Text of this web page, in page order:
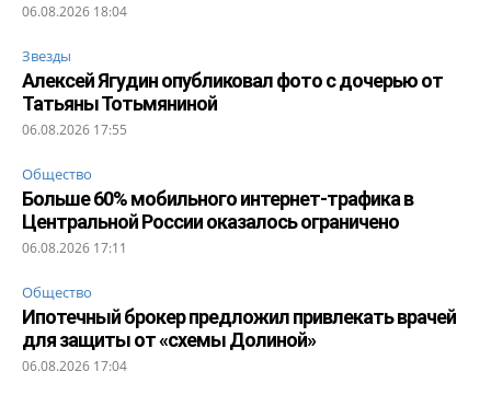
06.08.2026 18:04
Звезды
Алексей Ягудин опубликовал фото с дочерью от
Татьяны Тотьмяниной
06.08.2026 17:55
Общество
Больше 60% мобильного интернет-трафика в
Центральной России оказалось ограничено
06.08.2026 17:11
Общество
Ипотечный брокер предложил привлекать врачей
для защиты от «схемы Долиной»
06.08.2026 17:04